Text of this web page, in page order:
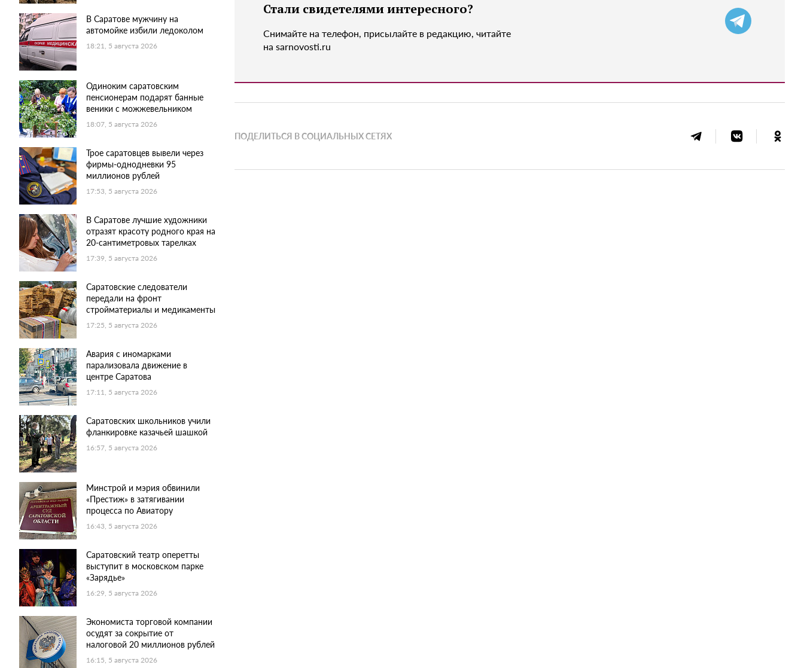
В Саратове мужчину на
автомойке избили ледоколом
18:21, 5 августа 2026
Одиноким саратовским
пенсионерам подарят банные
веники с можжевельником
18:07, 5 августа 2026
Трое саратовцев вывели через
фирмы-однодневки 95
миллионов рублей
17:53, 5 августа 2026
В Саратове лучшие художники
отразят красоту родного края на
20-сантиметровых тарелках
17:39, 5 августа 2026
Саратовские следователи
передали на фронт
стройматериалы и медикаменты
17:25, 5 августа 2026
Авария с иномарками
парализовала движение в
центре Саратова
17:11, 5 августа 2026
Саратовских школьников учили
фланкировке казачьей шашкой
16:57, 5 августа 2026
Минстрой и мэрия обвинили
«Престиж» в затягивании
процесса по Авиатору
16:43, 5 августа 2026
Саратовский театр оперетты
выступит в московском парке
«Зарядье»
16:29, 5 августа 2026
Экономиста торговой компании
осудят за сокрытие от
налоговой 20 миллионов рублей
16:15, 5 августа 2026
Стали свидетелями интересного?
Снимайте на телефон, присылайте в редакцию, читайте
на sarnovosti.ru
ПОДЕЛИТЬСЯ В СОЦИАЛЬНЫХ СЕТЯХ